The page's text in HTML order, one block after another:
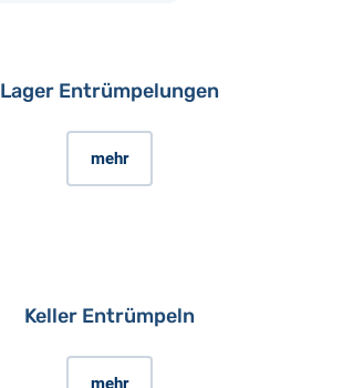
Lager Entrümpelungen
mehr
Keller Entrümpeln
mehr